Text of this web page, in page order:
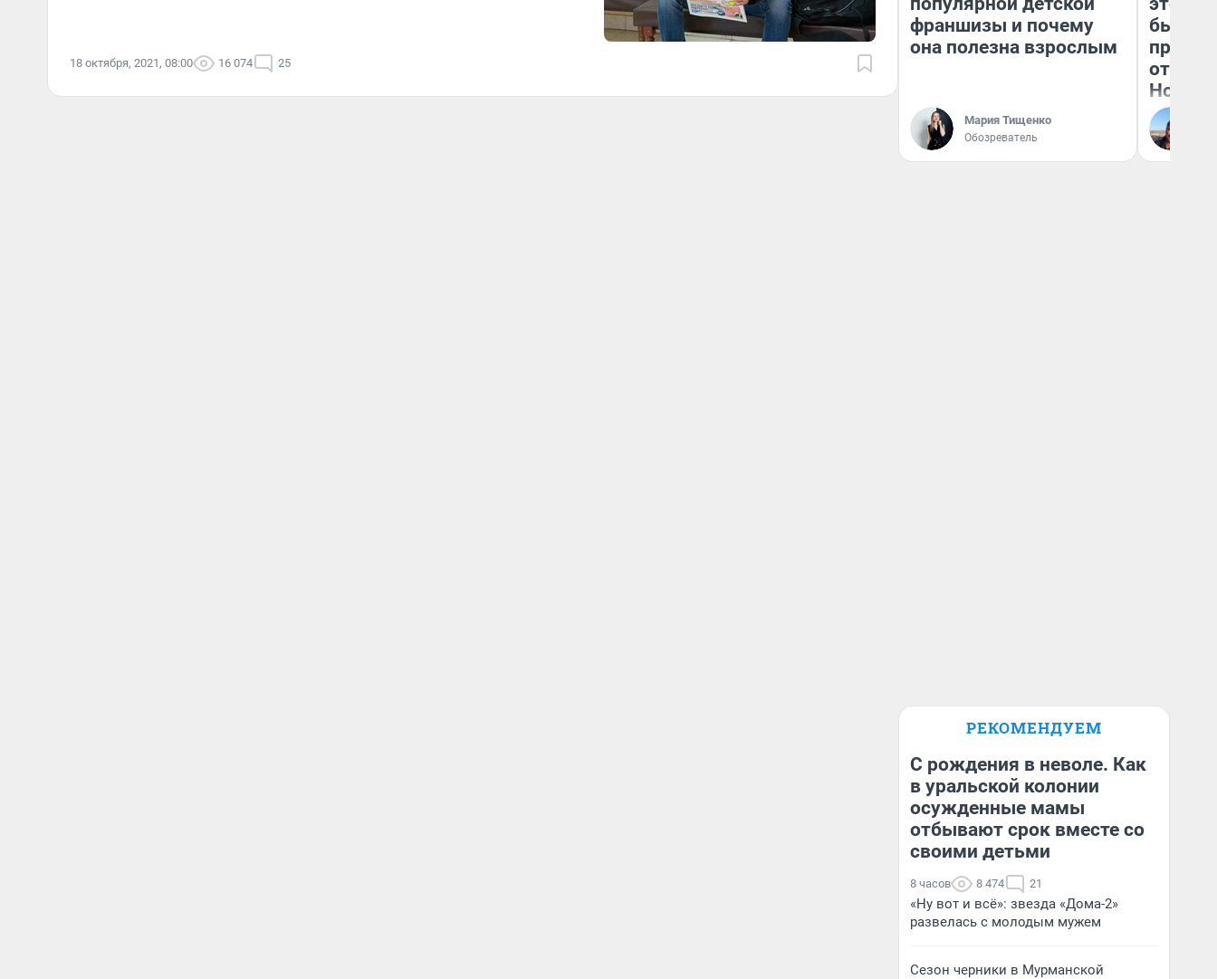
18 октября, 2021, 08:00 16 074 25
франшизы и почему
она полезна взрослым
Мария Тищенко
Обозреватель
бьет
отзыв
Нолана
РЕКОМЕНДУЕМ
С рождения в неволе. Как
в уральской колонии
осужденные мамы
отбывают срок вместе со
своими детьми
8 часов 8 474 21
«Ну вот и всё»: звезда «Дома-2»
развелась с молодым мужем
Сезон черники в Мурманской